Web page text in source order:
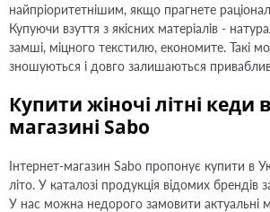
найпріоритетнішим, якщо прагнете
Купуючи взуття з якісних матеріалів -
замші, міцного текстилю, економите. Такі
зношуються і довго залишаються
Купити жіночі літні кеди
магазині Sabo
Інтернет-магазин Sabo пропонує купити в
літо. У каталозі продукція відомих
У нас можна недорого замовити актуальні